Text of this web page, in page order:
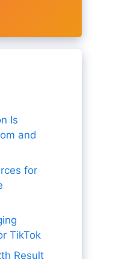
Is
and
for
TikTok
Result